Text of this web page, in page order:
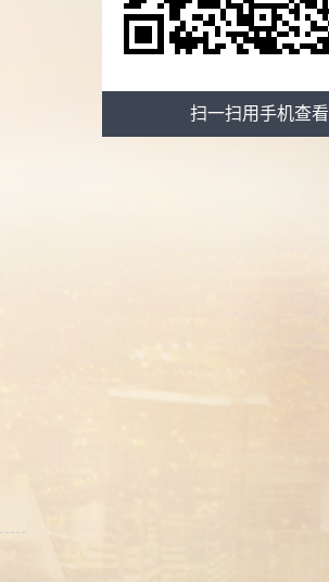
扫一扫用手机查看